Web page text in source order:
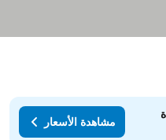
مشاهدة الأسعار